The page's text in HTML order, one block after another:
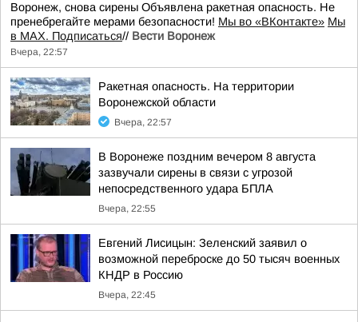
Воронеж, снова сирены Объявлена ракетная опасность. Не
пренебрегайте мерами безопасности! Мы во «ВКонтакте» Мы
в MAX. Подписаться// Вести Воронеж
Вчера, 22:57
Ракетная опасность. На территории
Воронежской области
Вчера, 22:57
В Воронеже поздним вечером 8 августа
зазвучали сирены в связи с угрозой
непосредственного удара БПЛА
Вчера, 22:55
Евгений Лисицын: Зеленский заявил о
возможной переброске до 50 тысяч военных
КНДР в Россию
Вчера, 22:45